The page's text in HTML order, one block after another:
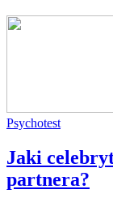
Psychotest
Jaki
partnera?